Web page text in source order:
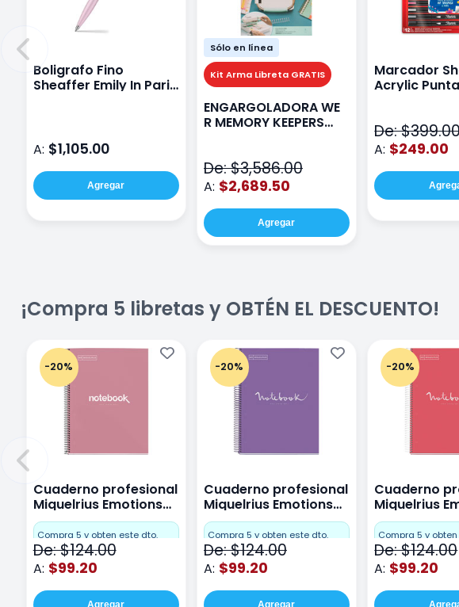
Boligrafo Fino
Sheaffer Emily In Paris
A: $1,105.00
Agregar
Sólo en línea
Kit Arma Libreta GRATIS
ENGARGOLADORA WE
R MEMORY KEEPERS
De: $3,586.00
A: $2,689.50
Agregar
Marcador
Acrylic
De:
A: $249.00
¡Compra 5 libretas y OBTÉN EL DESCUENTO!
-20%
Cuaderno profesional
Miquelrius Emotions
Cuadro Chico 80
hojas Rosa
Compra 5 y obten este dto.
De: $124.00
A: $99.20
Agregar
-20%
Cuaderno profesional
Miquelrius Emotions
raya 80 hojas Purpura
Compra 5 y obten este dto.
De: $124.00
A: $99.20
Agregar
-20%
Cuaderno
Miquelrius
raya 80
Compra 5 y
De: $124.00
A: $99.20